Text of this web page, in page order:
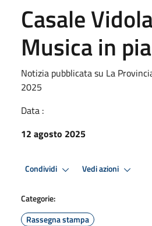
Casale
Musica in
Notizia pubblicata su La
2025
Data :
12 agosto 2025
Condividi Vedi azioni
Categorie:
Rassegna stampa